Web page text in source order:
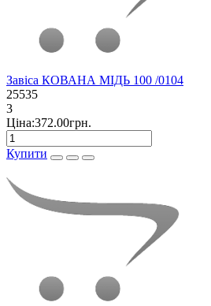
Завіса КОВАНА МІДЬ 100 /0104
25535
3
Ціна:372.00грн.
Купити